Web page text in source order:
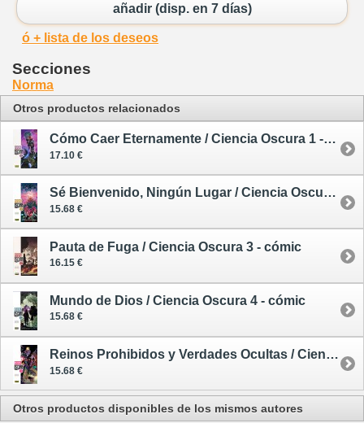
añadir (disp. en 7 días)
ó + lista de los deseos
Secciones
Norma
Otros productos relacionados
Cómo Caer Eternamente / Ciencia Oscura 1 - cómic
17.10 €
Sé Bienvenido, Ningún Lugar / Ciencia Oscura 2 - cómic
15.68 €
Pauta de Fuga / Ciencia Oscura 3 - cómic
16.15 €
Mundo de Dios / Ciencia Oscura 4 - cómic
15.68 €
Reinos Prohibidos y Verdades Ocultas / Ciencia Oscura 6 - cómic
15.68 €
Otros productos disponibles de los mismos autores